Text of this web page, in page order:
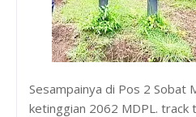
Sesampainya di Pos 2 Sobat
ketinggian 2062 MDPL. track